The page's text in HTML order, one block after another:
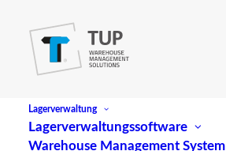
Lagerverwaltung
Lagerverwaltungssoftware
Warehouse Management System